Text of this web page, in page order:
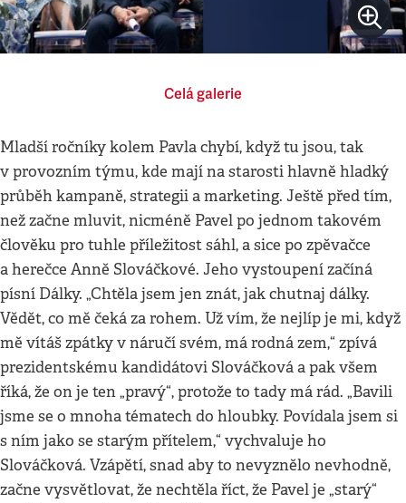
Celá galerie
Mladší ročníky kolem Pavla chybí, když tu jsou, tak
v provozním týmu, kde mají na starosti hlavně hladký
průběh kampaně, strategii a marketing. Ještě před tím,
než začne mluvit, nicméně Pavel po jednom takovém
člověku pro tuhle příležitost sáhl, a sice po zpěvačce
a herečce Anně Slováčkové. Jeho vystoupení začíná
písní Dálky. „Chtěla jsem jen znát, jak chutnaj dálky.
Vědět, co mě čeká za rohem. Už vím, že nejlíp je mi, když
mě vítáš zpátky v náručí svém, má rodná zem,“ zpívá
prezidentskému kandidátovi Slováčková a pak všem
říká, že on je ten „pravý“, protože to tady má rád. „Bavili
jsme se o mnoha tématech do hloubky. Povídala jsem si
s ním jako se starým přítelem,“ vychvaluje ho
Slováčková. Vzápětí, snad aby to nevyznělo nevhodně,
začne vysvětlovat, že nechtěla říct, že Pavel je „starý“